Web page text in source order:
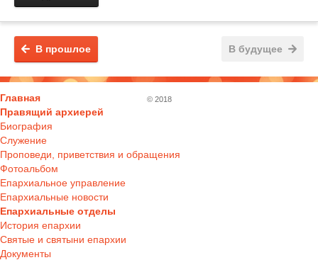
В будущее
В прошлое
Главная
Правящий архиерей
Биография
Служение
Проповеди, приветствия и обращения
Фотоальбом
Епархиальное управление
Епархиальные новости
Епархиальные отделы
История епархии
Святые и святыни епархии
Документы
© 2018